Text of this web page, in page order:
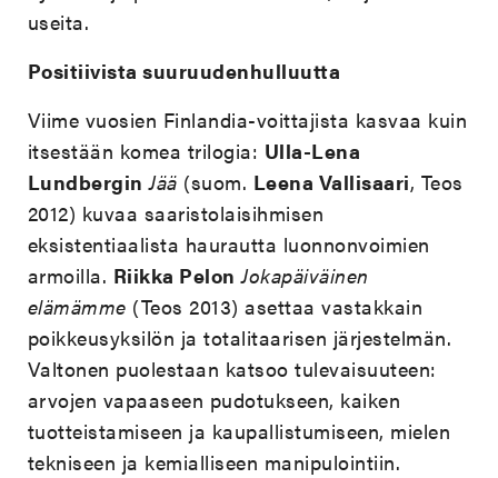
useita.
Positiivista suuruudenhulluutta
Viime vuosien Finlandia-voittajista kasvaa kuin
itsestään komea trilogia: Ulla-Lena
Lundbergin Jää (suom. Leena Vallisaari, Teos
2012) kuvaa saaristolaisihmisen
eksistentiaalista haurautta luonnonvoimien
armoilla. Riikka Pelon Jokapäiväinen
elämämme (Teos 2013) asettaa vastakkain
poikkeusyksilön ja totalitaarisen järjestelmän.
Valtonen puolestaan katsoo tulevaisuuteen:
arvojen vapaaseen pudotukseen, kaiken
tuotteistamiseen ja kaupallistumiseen, mielen
tekniseen ja kemialliseen manipulointiin.